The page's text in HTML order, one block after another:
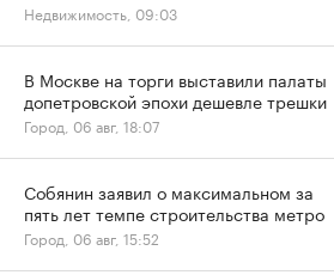
Недвижимость, 09:03
В Москве на торги выставили палаты
допетровской эпохи дешевле трешки
Город, 06 авг, 18:07
Собянин заявил о максимальном за
пять лет темпе строительства метро
Город, 06 авг, 15:52